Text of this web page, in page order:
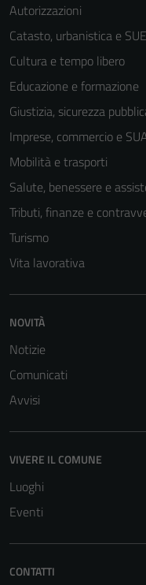
Autorizzazioni
Catasto, urbanistica e SUE
Cultura e tempo libero
Educazione e formazione
Giustizia, sicurezza
Imprese, commercio e
Mobilità e trasporti
Salute, benessere e
Tributi, finanze e
Turismo
Vita lavorativa
NOVITÀ
Notizie
Comunicati
Avvisi
VIVERE IL COMUNE
Luoghi
Eventi
CONTATTI